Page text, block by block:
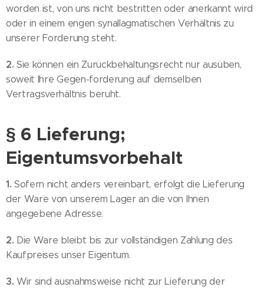
worden ist, von uns nicht bestritten oder anerkannt wird
oder in einem engen synallagmatischen Verhältnis zu
unserer Forderung steht.
2. Sie können ein Zurückbehaltungsrecht nur ausüben,
soweit Ihre Gegen-forderung auf demselben
Vertragsverhältnis beruht.
§ 6 Lieferung;
Eigentumsvorbehalt
1. Sofern nicht anders vereinbart, erfolgt die Lieferung
der Ware von unserem Lager an die von Ihnen
angegebene Adresse.
2. Die Ware bleibt bis zur vollständigen Zahlung des
Kaufpreises unser Eigentum.
3. Wir sind ausnahmsweise nicht zur Lieferung der